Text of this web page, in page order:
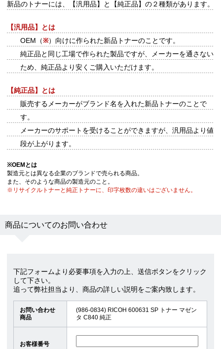
新品のトナーには、【汎用品】と【純正品】の２種類があります。
【汎用品】とは
OEM（※）向けに作られた新品トナーのことです。
純正品と同じ工場で作られた製品ですが、メーカーを通さない
ため、純正品より安くご購入いただけます。
【純正品】とは
販売するメーカーがブランド名を入れた新品トナーのことで
す。
メーカーのサポートを受けることができますが、汎用品より値
段が上がります。
※OEMとは
製造元とは異なる企業のブランドで売られる商品。
また、そのような商品の製造元のこと。
※リサイクルトナーと純正トナーに、印字枚数の違いはございません。
商品についてのお問い合わせ
下記フォームより必要事項を入力の上、送信ボタンをクリック
して下さい。
追って弊社担当より、商品の詳しい説明をご案内致します。
お問い合わせ
商品
(986-0834) RICOH 600631 SP トナー マゼン
タ C840 純正
お客様番号